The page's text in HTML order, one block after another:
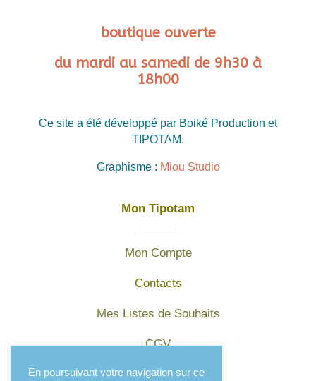
boutique ouverte
du mardi au samedi de 9h30 à
18h00
Ce site a été développé par Boiké Production et
TIPOTAM.
Graphisme : Miou Studio
Mon Tipotam
Mon Compte
Contacts
Mes Listes de Souhaits
CGV
Mentions légales
En poursuivant votre navigation sur ce